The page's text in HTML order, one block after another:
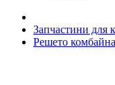
Запчастини для
Решето